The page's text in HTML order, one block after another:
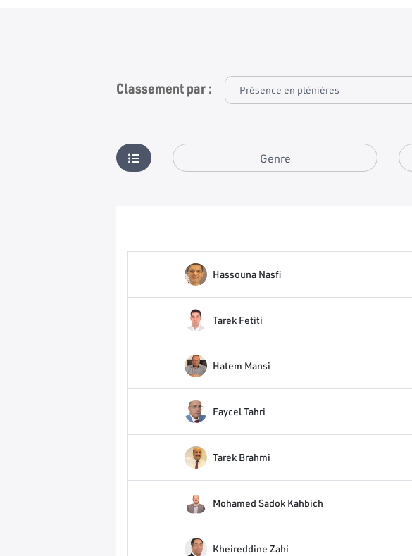
Classement par :
Genre
Hassouna Nasfi
Tarek Fetiti
Faycel Tahri
Kheireddine Zahi
Mohamed Sadok Kahbich
Hatem Mansi
Tarek Brahmi